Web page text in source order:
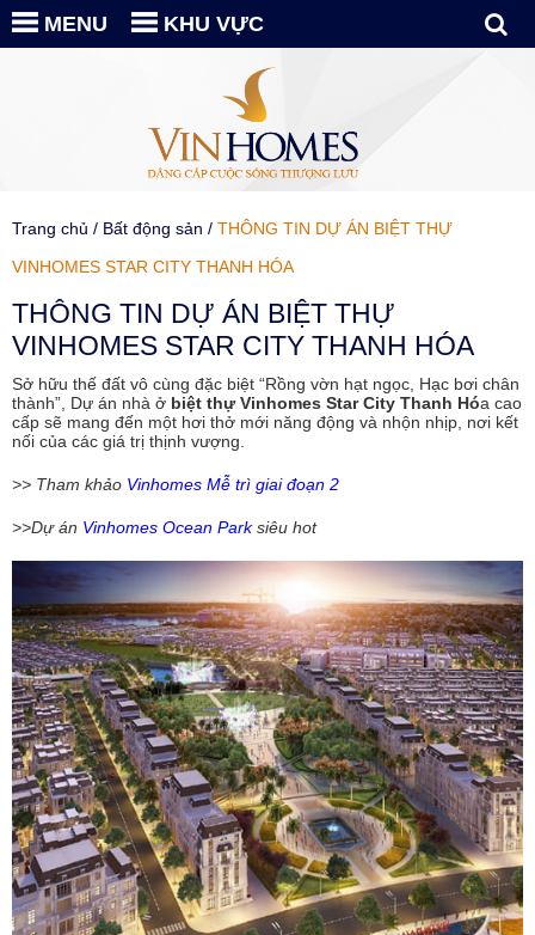
MENU KHU VỰC
Trang chủ / Bất động sản / THÔNG TIN DỰ ÁN BIỆT THỰ
VINHOMES STAR CITY THANH HÓA
THÔNG TIN DỰ ÁN BIỆT THỰ
VINHOMES STAR CITY THANH HÓA
Sở hữu thế đất vô cùng đặc biệt “Rồng vờn hạt ngọc, Hạc bơi chân
thành”, Dự án nhà ở biệt thự Vinhomes Star City Thanh Hóa cao
cấp sẽ mang đến một hơi thở mới năng động và nhộn nhịp, nơi kết
nối của các giá trị thịnh vượng.
>> Tham khảo Vinhomes Mễ trì giai đoạn 2
>>Dự án Vinhomes Ocean Parksiêu hot